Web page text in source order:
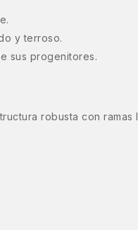
y terroso.
sus progenitores.
robusta con ramas